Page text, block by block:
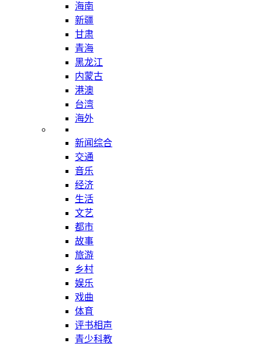
海南
新疆
甘肃
青海
黑龙江
内蒙古
港澳
台湾
海外
新闻综合
交通
音乐
经济
生活
文艺
都市
故事
旅游
乡村
娱乐
戏曲
体育
评书相声
青少科教